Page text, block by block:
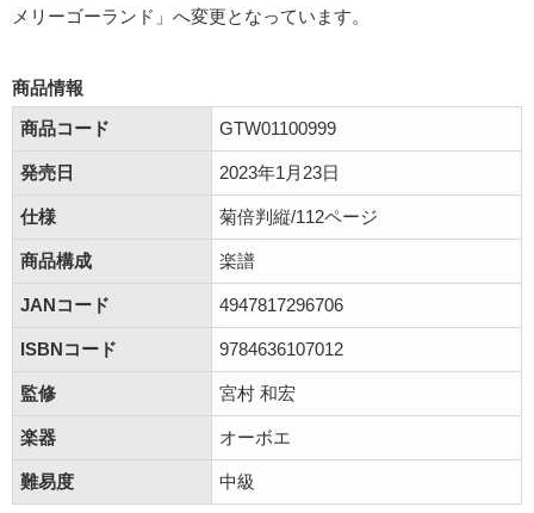
メリーゴーランド」へ変更となっています。
商品情報
商品コード
GTW01100999
発売日 2023年1月23日
仕様 菊倍判縦/112ページ
商品構成 楽譜
JANコード 4947817296706
ISBNコード 9784636107012
監修 宮村 和宏
楽器 オーボエ
難易度 中級